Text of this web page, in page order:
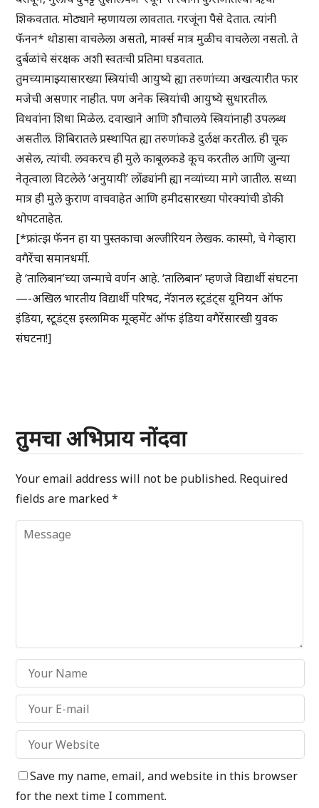
शिकवतात. मोठ्याने म्हणायला लावतात. गरजूंना पैसे देतात. त्यांनी
फॅनन* थोडासा वाचलेला असतो, मार्क्स मात्र मुळीच वाचलेला नसतो. ते
दुर्बळांचे संरक्षक अशी स्वतःची प्रतिमा घडवतात.
तुमच्यामाझ्यासारख्या स्त्रियांची आयुष्ये ह्या तरुणांच्या अखत्यारीत फार
मजेची असणार नाहीत. पण अनेक स्त्रियांची आयुष्ये सुधारतील.
विधवांना शिधा मिळेल. दवाखाने आणि शौचालये स्त्रियांनाही उपलब्ध
असतील. शिबिरातले प्रस्थापित ह्या तरुणांकडे दुर्लक्ष करतील. ही चूक
असेल, त्यांची. लवकरच ही मुले काबूलकडे कूच करतील आणि जुन्या
नेतृत्वाला विटलेले ‘अनुयायी’ लोंढ्यांनी ह्या नव्यांच्या मागे जातील. सध्या
मात्र ही मुले कुराण वाचवाहेत आणि हमीदसारख्या पोरक्यांची डोकी
थोपटताहेत.
[*फ्रांत्झ फॅनन हा या पुस्तकाचा अल्जीरियन लेखक. कास्मो, चे गेव्हारा
वगैरेंचा समानधर्मी.
हे ‘तालिबान’च्या जन्माचे वर्णन आहे. ‘तालिबान’ म्हणजे विद्यार्थी संघटना
—-अखिल भारतीय विद्यार्थी परिषद, नॅशनल स्ट्रडंट्स यूनियन ऑफ
इंडिया, स्टूडंट्स इस्लामिक मूव्हमेंट ऑफ इंडिया वगैरेंसारखी युवक
संघटना!]
तुमचा अभिप्राय नोंदवा
Your email address will not be published. Required
fields are marked*
Save my name, email, and website in this browser
for the next time I comment.